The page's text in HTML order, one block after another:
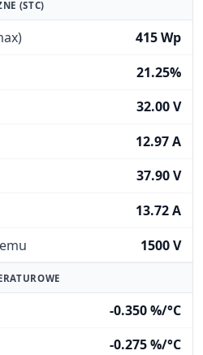
(STC)
415 Wp
21.25%
32.00 V
12.97 A
37.90 V
13.72 A
1500 V
-0.350 %/°C
-0.275 %/°C